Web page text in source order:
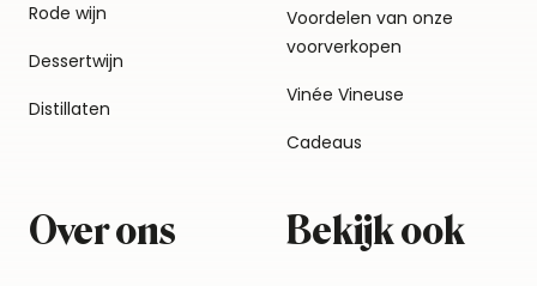
Rode wijn
Dessertwijn
Distillaten
Voordelen van onze
voorverkopen
Vinée Vineuse
Cadeaus
Over ons Bekijk ook